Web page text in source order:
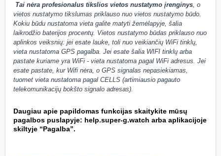
Tai nėra profesionalus tikslios vietos nustatymo įrenginys , o
vietos nustatymo tikslumas priklauso nuo vietos nustatymo būdo.
Kokiu būdu nustatoma vieta galite matyti žemėlapyje, šalia
laikrodžio baterijos procentų. Vietos nustatymo būdas priklauso nuo
aplinkos veiksnių: jei esate lauke, toli nuo veikiančių WiFi tinklų,
vieta nustatoma GPS pagalba. Jei esate šalia WIFI tinklų arba
pastate kuriame yra WiFi - vieta nustatoma pagal WiFi adresus. Jei
esate pastate, kur Wifi nėra, o GPS signalas nepasiekiamas,
tuomet vieta nustatoma pagal CELLS (artimiausio pagauto
telekomunikacijų bokšto signalo adresas).
Daugiau apie papildomas funkcijas skaitykite mūsų
pagalbos puslapyje: help.super-g.watch arba aplikacijoje
skiltyje “Pagalba”.